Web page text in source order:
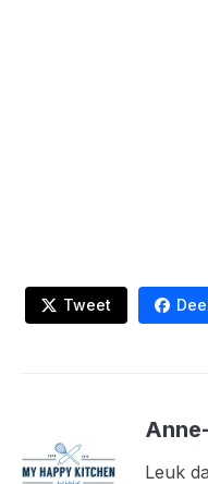
Tweet
Leuk